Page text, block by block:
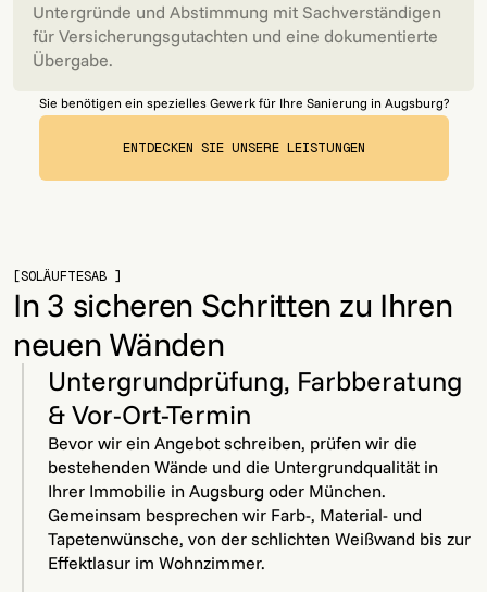
Untergründe und Abstimmung mit Sachverständigen
für Versicherungsgutachten und eine dokumentierte
Übergabe.
Sie benötigen ein spezielles Gewerk für Ihre Sanierung in Augsburg?
ENTDECKEN SIE UNSERE LEISTUNGEN
[SOLÄUFTESAB ]
In 3 sicheren Schritten zu Ihren
neuen Wänden
Untergrundprüfung, Farbberatung
& Vor-Ort-Termin
Bevor wir ein Angebot schreiben, prüfen wir die
bestehenden Wände und die Untergrundqualität in
Ihrer Immobilie in Augsburg oder München.
Gemeinsam besprechen wir Farb-, Material- und
Tapetenwünsche, von der schlichten Weißwand bis zur
Effektlasur im Wohnzimmer.